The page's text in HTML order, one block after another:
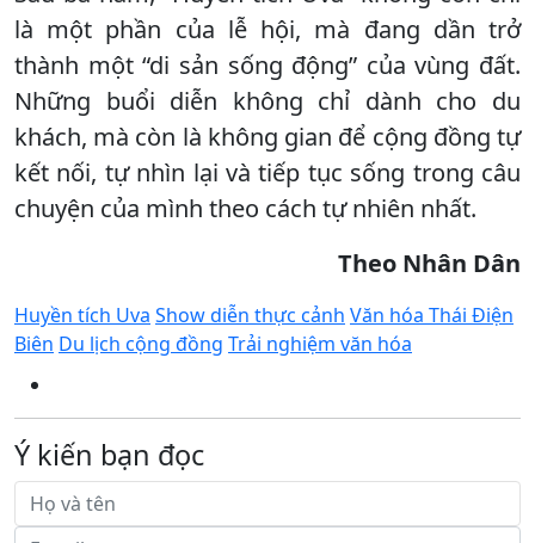
là một phần của lễ hội, mà đang dần trở
thành một “di sản sống động” của vùng đất.
Những buổi diễn không chỉ dành cho du
khách, mà còn là không gian để cộng đồng tự
kết nối, tự nhìn lại và tiếp tục sống trong câu
chuyện của mình theo cách tự nhiên nhất.
Theo Nhân Dân
Huyền tích Uva Show diễn thực cảnh Văn hóa Thái Điện
Biên Du lịch cộng đồng Trải nghiệm văn hóa
Ý kiến bạn đọc